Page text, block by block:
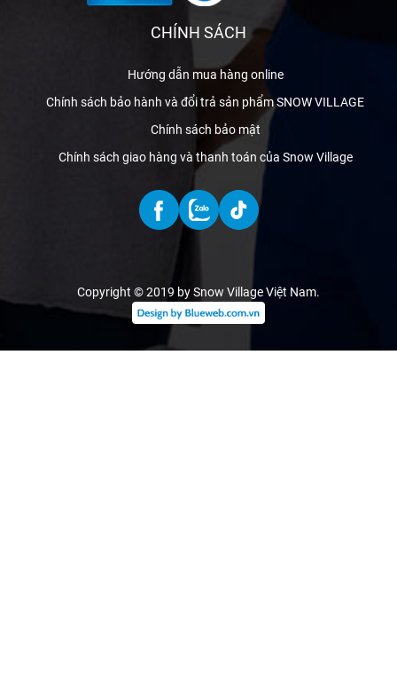
CHÍNH SÁCH
Hướng dẫn mua hàng online
Chính sách bảo hành và đổi trả sản phẩm SNOW VILLAGE
Chính sách bảo mật
Chính sách giao hàng và thanh toán của Snow Village
Copyright © 2019 by Snow Village Việt Nam.